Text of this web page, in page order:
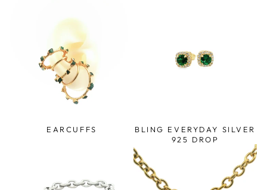
EARCUFFS
BLING EVERYDAY SILVER
925 DROP